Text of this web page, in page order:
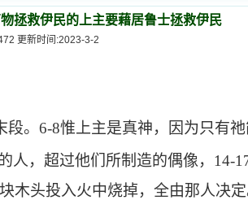
拯救伊民的上主要藉居鲁士拯救伊民
更新时间:2023-3-2
。 6-8惟上主是真神，因为只有
人，超过他们所制造的偶像， 14-
木头投入火中烧掉，全由那人决定